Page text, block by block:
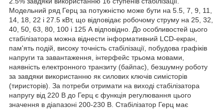
Модельний ряд Герц за потужністю може бути на 5.5, 7, 9, 11,
14, 18, 22 і 27.5 кВт, що відповідає робочому струму на 25, 32,
40, 50, 63, 80, 100 і 125 А відповідно. До особливостей цього
стабілізатора можна віднести інформативний LCD-екран,
пам'ять подій, високу точність стабілізації, побудова графіків
напруги та завантаження, інтерфейс трьома мовами,
наявність електронного транзиту (байпас), безшумну роботу
за завдяки використанню як силових ключів симісторів
(тиристорів). За потреби отримати на виході стабілізатора
напругу від 220 В до Герц є функція регулювання цього
значення в діапазоні 200-230 В. Стабілізатор Герц має